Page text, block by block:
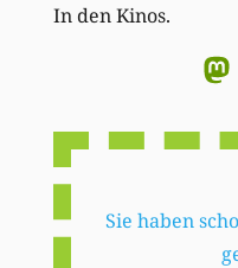
In den Kinos.
Sie haben